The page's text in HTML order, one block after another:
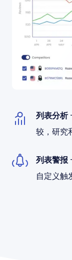
列表分析
较，研究
列表警报
自定义触